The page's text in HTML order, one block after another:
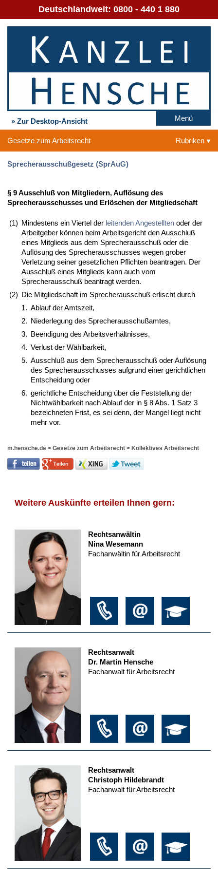
Deutschlandweit: 0800 - 440 1 880
» Zur Desktop-Ansicht Menü
Gesetze zum Arbeitsrecht Rubriken
Sprecherausschußgesetz (SprAuG)
§ 9 Ausschluß von Mitgliedern, Auflösung des
Sprecherausschusses und Erlöschen der Mitgliedschaft
(1) Mindestens ein Viertel der leitenden Angestellten oder der
Arbeitgeber können beim Arbeitsgericht den Ausschluß
eines Mitglieds aus dem Sprecherausschuß oder die
Auflösung des Sprecherausschusses wegen grober
Verletzung seiner gesetzlichen Pflichten beantragen. Der
Ausschluß eines Mitglieds kann auch vom
Sprecherausschuß beantragt werden.
(2) Die Mitgliedschaft im Sprecherausschuß erlischt durch
1. Ablauf der Amtszeit,
2. Niederlegung des Sprecherausschußamtes,
3. Beendigung des Arbeitsverhältnisses,
4. Verlust der Wählbarkeit,
5. Ausschluß aus dem Sprecherausschuß oder Auflösung
des Sprecherausschusses aufgrund einer gerichtlichen
Entscheidung oder
6. gerichtliche Entscheidung über die Feststellung der
Nichtwählbarkeit nach Ablauf der in § 8 Abs. 1 Satz 3
bezeichneten Frist, es sei denn, der Mangel liegt nicht
mehr vor.
m.hensche.de > Gesetze zum Arbeitsrecht > Kollektives Arbeitsrecht
Weitere Auskünfte erteilen Ihnen gern:
Rechtsanwältin
Nina Wesemann
Fachanwältin für Arbeitsrecht
Rechtsanwalt
Dr. Martin Hensche
Fachanwalt für Arbeitsrecht
Rechtsanwalt
Christoph Hildebrandt
Fachanwalt für Arbeitsrecht